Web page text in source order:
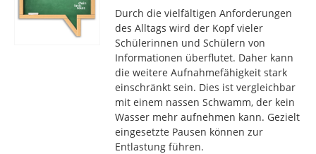
Durch die vielfältigen Anforderungen
des Alltags wird der Kopf vieler
Schülerinnen und Schülern von
Informationen überflutet. Daher kann
die weitere Aufnahmefähigkeit stark
einschränkt sein. Dies ist vergleichbar
mit einem nassen Schwamm, der kein
Wasser mehr aufnehmen kann. Gezielt
eingesetzte Pausen können zur
Entlastung führen.